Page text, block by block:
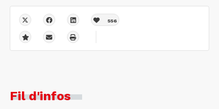
556
Fil d'infos